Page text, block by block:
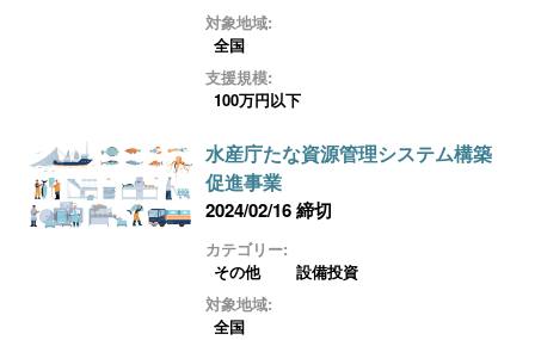
対象地域:
全国
支援規模:
100万円以下
水産庁たな資源管理システム構築
促進事業
2024/02/16 締切
カテゴリー:
その他
設備投資
対象地域:
全国